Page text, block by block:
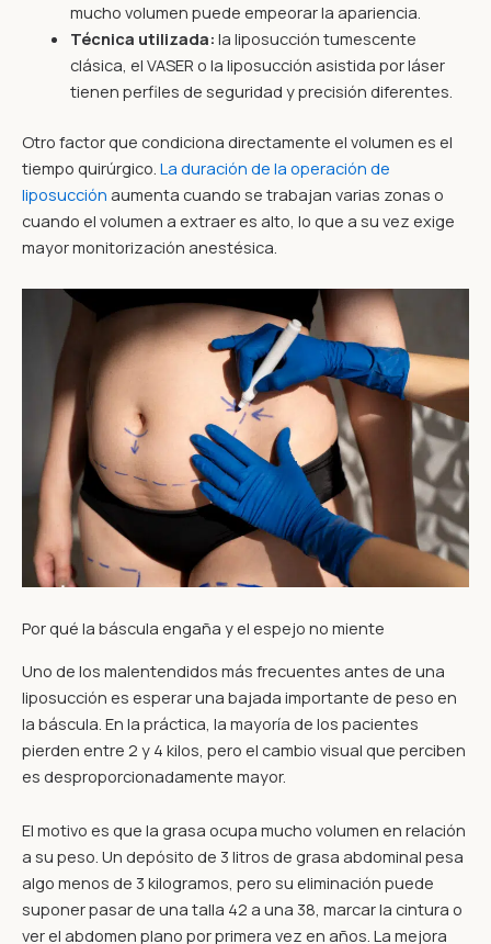
mucho volumen puede empeorar la apariencia.
Técnica utilizada: la liposucción tumescente
clásica, el VASER o la liposucción asistida por láser
tienen perfiles de seguridad y precisión diferentes.
Otro factor que condiciona directamente el volumen es el
tiempo quirúrgico. La duración de la operación de
liposucción aumenta cuando se trabajan varias zonas o
cuando el volumen a extraer es alto, lo que a su vez exige
mayor monitorización anestésica.
Por qué la báscula engaña y el espejo no miente
Uno de los malentendidos más frecuentes antes de una
liposucción es esperar una bajada importante de peso en
la báscula. En la práctica, la mayoría de los pacientes
pierden entre 2 y 4 kilos, pero el cambio visual que perciben
es desproporcionadamente mayor.
El motivo es que la grasa ocupa mucho volumen en relación
a su peso. Un depósito de 3 litros de grasa abdominal pesa
algo menos de 3 kilogramos, pero su eliminación puede
suponer pasar de una talla 42 a una 38, marcar la cintura o
ver el abdomen plano por primera vez en años. La mejora